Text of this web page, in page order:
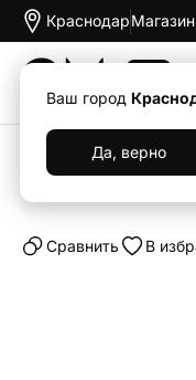
Краснодар
Ваш город
Да, верно
Каталог
Умные часы
Cравнить В